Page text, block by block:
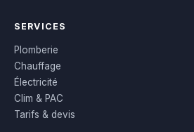
SERVICES
Plomberie
Chauffage
Électricité
Clim & PAC
Tarifs & devis